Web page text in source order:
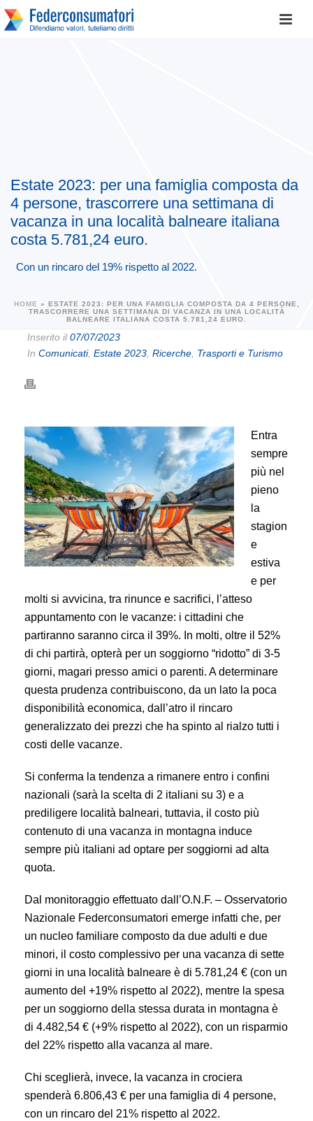
Estate 2023: per una famiglia composta da
4 persone, trascorrere una settimana di
vacanza in una località balneare italiana
costa 5.781,24 euro.
Con un rincaro del 19% rispetto al 2022.
HOME » ESTATE 2023: PER UNA FAMIGLIA COMPOSTA DA 4 PERSONE,
TRASCORRERE UNA SETTIMANA DI VACANZA IN UNA LOCALITÀ
BALNEARE ITALIANA COSTA 5.781,24 EURO.
Inserito il07/07/2023
In Comunicati, Estate 2023 Ricerche Trasporti e Turismo
Entra
sempre
più nel
pieno
la
stagion
e
estiva
e per
molti si avvicina, tra rinunce e sacrifici, l’atteso
appuntamento con le vacanze: i cittadini che
partiranno saranno circa il 39%. In molti, oltre il 52%
di chi partirà, opterà per un soggiorno “ridotto” di 3-5
giorni, magari presso amici o parenti. A determinare
questa prudenza contribuiscono, da un lato la poca
disponibilità economica, dall’atro il rincaro
generalizzato dei prezzi che ha spinto al rialzo tutti i
costi delle vacanze.
Si conferma la tendenza a rimanere entro i confini
nazionali (sarà la scelta di 2 italiani su 3) e a
prediligere località balneari, tuttavia, il costo più
contenuto di una vacanza in montagna induce
sempre più italiani ad optare per soggiorni ad alta
quota.
Dal monitoraggio effettuato dall’O.N.F. – Osservatorio
Nazionale Federconsumatori emerge infatti che, per
un nucleo familiare composto da due adulti e due
minori, il costo complessivo per una vacanza di sette
giorni in una località balneare è di 5.781,24 € (con un
aumento del +19% rispetto al 2022), mentre la spesa
per un soggiorno della stessa durata in montagna è
di 4.482,54 € (+9% rispetto al 2022), con un risparmio
del 22% rispetto alla vacanza al mare.
Chi sceglierà, invece, la vacanza in crociera
spenderà 6.806,43 € per una famiglia di 4 persone,
con un rincaro del 21% rispetto al 2022.